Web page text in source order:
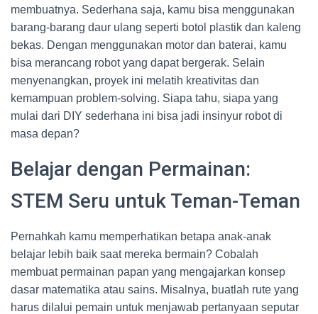
membuatnya. Sederhana saja, kamu bisa menggunakan
barang-barang daur ulang seperti botol plastik dan kaleng
bekas. Dengan menggunakan motor dan baterai, kamu
bisa merancang robot yang dapat bergerak. Selain
menyenangkan, proyek ini melatih kreativitas dan
kemampuan problem-solving. Siapa tahu, siapa yang
mulai dari DIY sederhana ini bisa jadi insinyur robot di
masa depan?
Belajar dengan Permainan:
STEM Seru untuk Teman-Teman
Pernahkah kamu memperhatikan betapa anak-anak
belajar lebih baik saat mereka bermain? Cobalah
membuat permainan papan yang mengajarkan konsep
dasar matematika atau sains. Misalnya, buatlah rute yang
harus dilalui pemain untuk menjawab pertanyaan seputar